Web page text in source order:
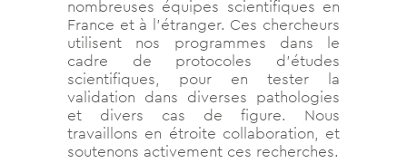
nombreuses équipes scientifiques en
France et à l’étranger. Ces chercheurs
utilisent nos programmes dans le
cadre de protocoles d’études
scientifiques, pour en tester la
validation dans diverses pathologies
et divers cas de figure. Nous
travaillons en étroite collaboration, et
soutenons activement ces recherches.